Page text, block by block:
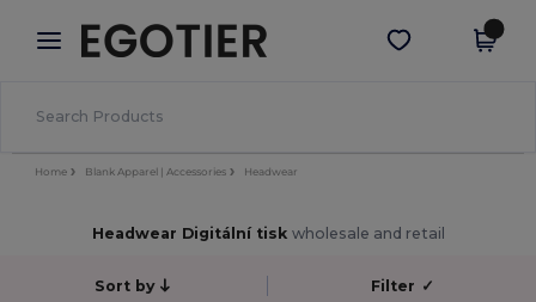
× Aplikace Egotier
Lepší ceny v aplikaci!
Stáhnout app
Home Blank Apparel | Accessories Headwear
Headwear Digitální tisk wholesale and retail
Sort by Filter ✓